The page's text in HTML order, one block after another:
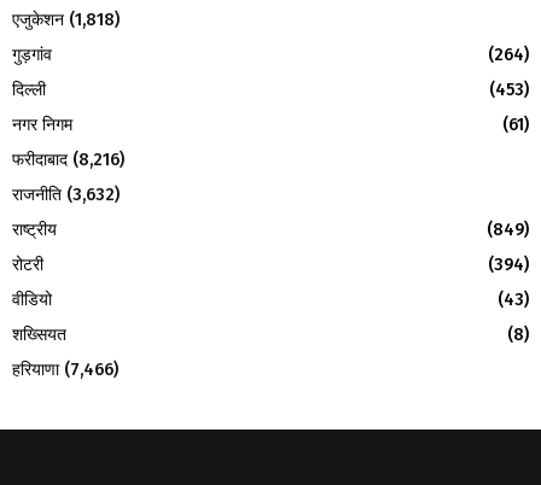
एजुकेशन (1,818)
गुड़गांव
(264)
दिल्ली
(453)
नगर निगम
(61)
फरीदाबाद (8,216)
राजनीति (3,632)
राष्ट्रीय
(849)
रोटरी
(394)
वीडियो
(43)
शख्सियत
(8)
हरियाणा(7,466)